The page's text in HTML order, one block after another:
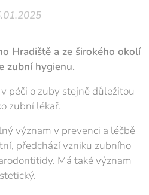
Hradiště a ze širokého okolí
zubní hygienu.
péči o zuby stejně důležitou
zubní lékař.
význam v prevenci a léčbě
předchází vzniku zubního
Má také význam